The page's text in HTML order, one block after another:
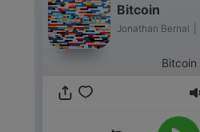
Bitcoin
Jonathan Bernal
Bitcoin